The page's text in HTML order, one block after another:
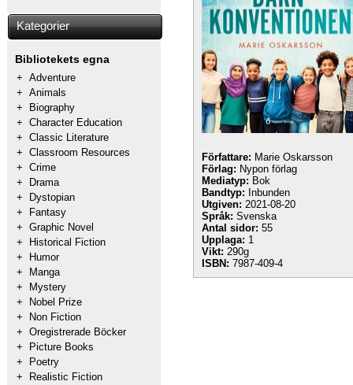
Kategorier
Bibliotekets egna
+ Adventure
+ Animals
+
Biography
+ Character Education
+ Classic Literature
+ Classroom Resources
+ Crime
+
Drama
+
Dystopian
+
Fantasy
+ Graphic Novel
+
Historical Fiction
+
Humor
+
Manga
+
Mystery
+
Nobel Prize
+
Non Fiction
+ Oregistrerade Böcker
+
Picture Books
+
Poetry
+
Realistic Fiction
Författare: Marie Oskarsson
Förlag: Nypon förlag
Mediatyp: Bok
Bandtyp: Inbunden
Utgiven: 2021-08-20
Språk: Svenska
Antal sidor: 55
Upplaga: 1
Vikt: 290g
ISBN: 7987-409-4